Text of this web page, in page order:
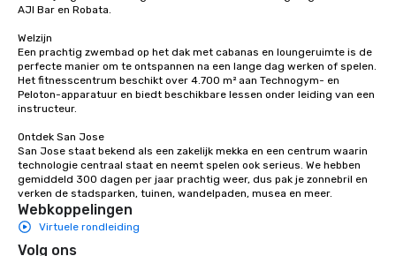
down at each venue and as you
experiences not only provide more
ways to network, but a more convivial
way to do so. Large Groups Welcome
Lip Smacking Foodie Tours is ideal for
experiences can accommodate
groups from as few as 1 to as many
as 500 guests, making us an ideal
choice for any corporate group event.
Stress-Free Booking Process Booking
a tour is stress-free and allows you to
enjoy the company of your guests
AJI Bar en Robata.
Welzijn
Een prachtig zwembad op het dak met cabanas en loungeruimte is de
perfecte manier om te ontspannen na een lange dag werken of spelen.
Het fitnesscentrum beschikt over 4.700 m² aan Technogym- en
Peloton-apparatuur en biedt beschikbare lessen onder leiding van een
instructeur.
Ontdek San Jose
San Jose staat bekend als een zakelijk mekka en een centrum waarin
technologie centraal staat en neemt spelen ook serieus. We hebben
gemiddeld 300 dagen per jaar prachtig weer, dus pak je zonnebril en
verken de stadsparken, tuinen, wandelpaden, musea en meer.
Webkoppelingen
Virtuele rondleiding
Volg ons